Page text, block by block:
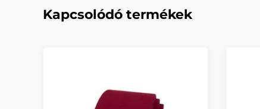
Kapcsolódó termékek